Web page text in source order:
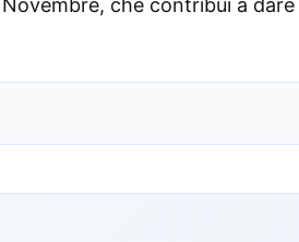
che contribuì a